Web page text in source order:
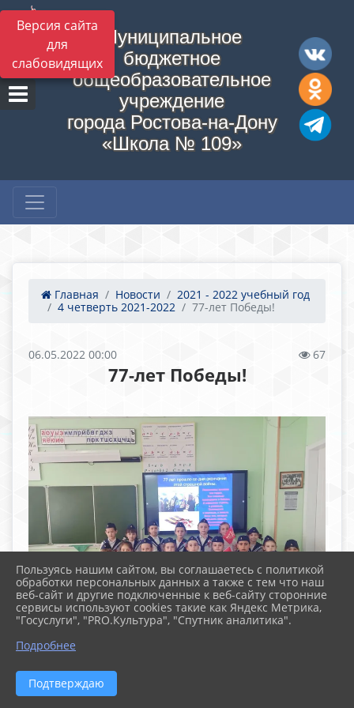
Версия сайта
для
слабовидящих
Муниципальное
бюджетное
общеобразовательное
учреждение
города Ростова-на-Дону
«Школа № 109»
Главная Новости
2021 - 2022 учебный год
4 четверть 2021-2022
77-лет Победы!
06.05.2022 00:00 67
77-лет Победы!
Пользуясь нашим сайтом, вы соглашаетесь с политикой
обработки персональных данных а также с тем что наш
веб-сайт и другие подключенные к веб-сайту сторонние
сервисы используют cookies такие как Яндекс Метрика,
"Госуслуги", "PRO.Культура", "Спутник аналитика".
Подробнее
Подтверждаю